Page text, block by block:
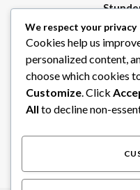
August
We respect your privacy
Cookies help us
personalized content,
choose which cookies
Customize. Click
All to decline non-